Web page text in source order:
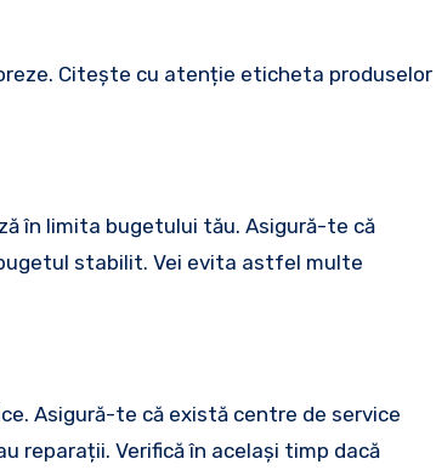
Citește cu atenție eticheta produselor
în limita bugetului tău. Asigură-te că
stabilit. Vei evita astfel multe
Asigură-te că există centre de service
reparații. Verifică în același timp dacă